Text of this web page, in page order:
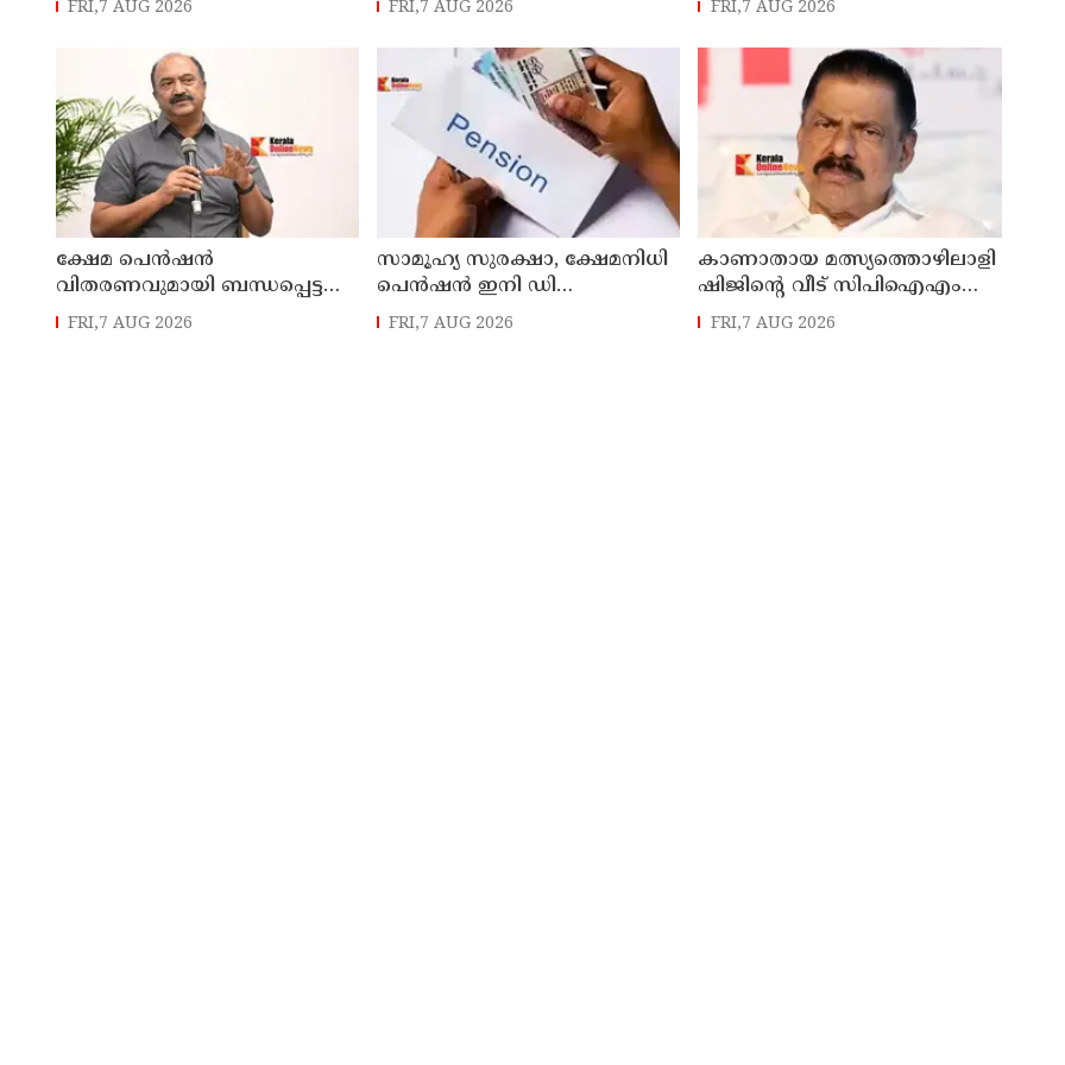
FRI,7 AUG 2026 FRI,7 AUG 2026
സാധ്യമാക്കും: ഡെപ്യൂട്ടി
സ്പീക്കർ ഷാനിമോൾ ഉസ്മാൻ
FRI,7 AUG 2026
ക്ഷേമ പെൻഷൻ
വിതരണവുമായി ബന്ധപ്പെട്ട
പുതിയ ഉത്തരവ്
ലക്ഷക്കണക്കിന്
FRI,7 AUG 2026
സാമൂഹ്യ സുരക്ഷാ, ക്ഷേമനിധി
പെൻഷൻ ഇനി ഡി
ബിടിയിലൂടെ നൽകും
FRI,7 AUG 2026
കാണാതായ മത്സ്യത്തൊഴിലാളി
ഷിജിന്റെ വീട് സിപിഐഎം
സംസ്ഥാന സെക്രട്ടറി എം.വി.
ഗോവിന്ദൻ സന്ദർശിച്ചു
FRI,7 AUG 2026